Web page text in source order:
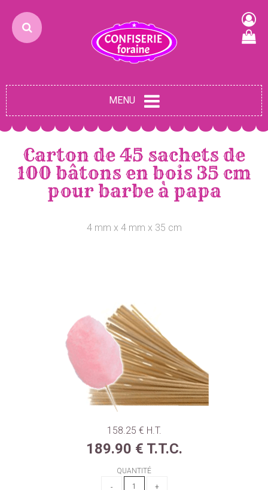
MENU
Carton de 45 sachets de
100 bâtons en bois 35 cm
pour barbe à papa
4 mm x 4 mm x 35 cm
158.25 € H.T.
189.90 € T.T.C.
QUANTITÉ